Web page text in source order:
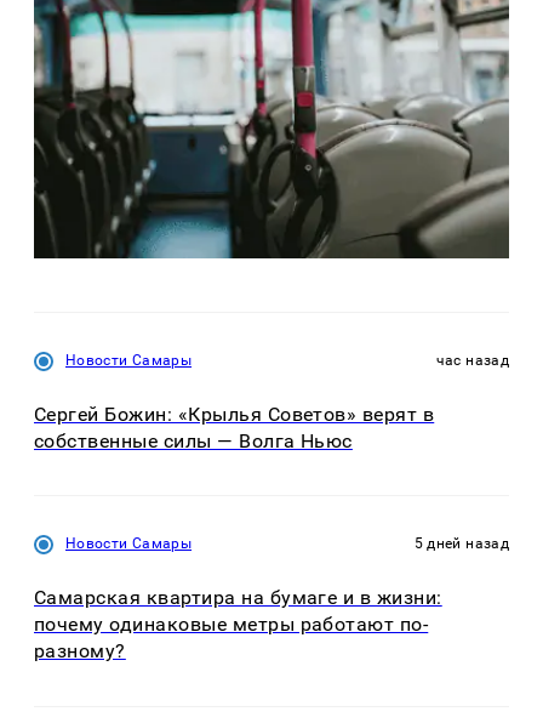
Новости Самары час назад
Сергей Божин: «Крылья Советов» верят в
собственные силы — Волга Ньюс
Новости Самары 5 дней назад
Самарская квартира на бумаге и в жизни:
почему одинаковые метры работают по-
разному?